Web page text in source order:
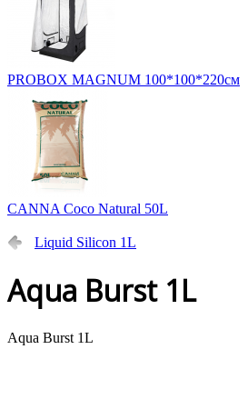
PROBOX MAGNUM 100*100*220см
CANNA Coco Natural 50L
Liquid Silicon 1L
Aqua Burst 1L
Aqua Burst 1L